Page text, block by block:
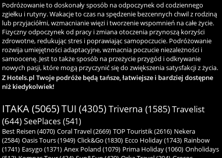
Podróżowanie to doskonały sposób na odpoczynek od codziennego
zgiełku i rutyny. Wakacje to czas na spędzenie bezcennych chwil z rodziną
lub przyjaciółmi, wzmacnianie więzi i tworzenie wspomnień na całe życie.
Fizyczny odpoczynek od pracy i zmiana otoczenia przynoszą korzyści
zdrowotne, redukując stres i poprawiając samopoczucie. Podróżowanie
rozwija umiejętności adaptacyjne, wzmacnia poczucie niezależności i
samoocenę. Jest to także sposób na przeżycie przygód i odkrywanie
nowych pasji, które mogą przyczynić się do zwiększenia satysfakcji z życia.
Z Hotels.pl Twoje podróże będą tańsze, łatwiejsze i bardziej dostępne
niż kiedykolwiek!
ITAKA (5065)TUI (4305) Triverna (1585)Travelist
(644) SeePlaces (541)
Best Reisen (4070) Coral Travel (2669) TOP Touristik (2616) Nekera
(2584) Oasis Tours (1949) Click&Go (1830) Ecco Holiday (1743) Rainbow
(1741) Easygo (1371) Anex Poland (1079) Prima Holiday (1060) Onholidays